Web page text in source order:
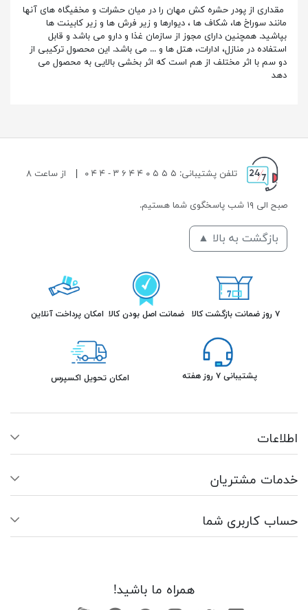
مقداری از پودر حشره کش مهان را در میان حشرات و مخفیگاه های آنها
مانند سوراخ ها، شکاف ها ، دیوارها و زیر فرش ها و زیر کابینت ها
بپاشید. همچنین دارای مجوز از سازمان غذا و دارو می باشد و قابل
استفاده در منازل، ادارات، هتل ها و ... می باشد. این محصول ترکیبی از
دو سم با اثر مختلف از هم است که اثر بخشی بالایی به محصول می
دهد
تلفن پشتیبانی: ۵ ۵ ۵ ۰ ۴ ۴ ۶ ۳ - ۴ ۴ ۰ از ساعت ۸
صبح الی ۱۹ شب پاسخگوی شما هستیم.
بازگشت به بالا ▲
۷ روز ضمانت بازگشت کالا ضمانت اصل بودن کالا امکان پرداخت آنلاین
پشتیبانی ۷ روز هفته امکان تحویل اکسپرس
اطلاعات
خدمات مشتریان
حساب کاربری شما
همراه ما باشید!